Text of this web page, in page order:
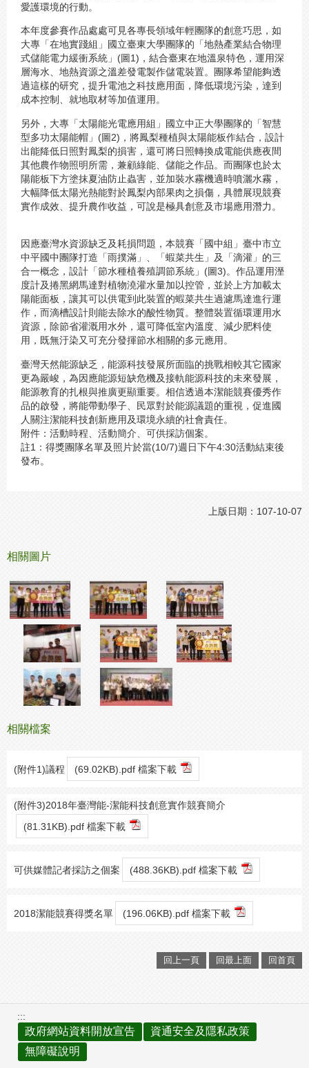
愛護環境的行動。
本年度參賽作品處處可見各專長領域年輕團隊的創意巧思，如
大專「在地實踐組」國立臺東大學團隊的「地熱產業結合物理
式儲能電力緩衝系統」(圖1)，結合臺東在地溫泉特色，運用深
層海水、地熱資源之溫差發電製作儲電裝置。團隊希望能夠透
過這樣的研究，提升電池之科技應用面，降低環境污染，達到
成本控制、就地取材等加值運用。
另外，大專「太陽能光電應用組」國立中正大學團隊的「智慧
型多功太陽能帽」(圖2)，將鳳梨種植與太陽能板作結合，設計
出能降低日照對鳳梨的損害，還可將日照轉換成電能供應夜間
其他農作物照明所需，兼顧綠能、儲能之作品。而團隊也於太
陽能板下方塗抹夏油防止蟲害，並加裝水霧機適時噴灑水霧，
大幅降低太陽光熱能對於鳳梨內部果肉之損傷，具體展現競賽
實作成效、提升農作收益，可說是極具創意及市場應用潛力。
因應臺灣水資源缺乏及耗損問題，本競賽「國中組」臺中市立
中平國中團隊打造「雨撲滿」、「蝦菜共生」及「滴灌」的三
合一概念，設計「節水種植養殖調節系統」(圖3)。作品運用溼
度計及捲黑網馬達對植物澆灌水量加以控管，並於上方加載太
陽能面板，讓其可以供電到此裝置的蝦菜共生過濾馬達進行運
作，而滴槽設計則能去除水的酸性物質。整體裝置循環運用水
資源，除節省灌溉用水外，還可降低室內溫度、減少肥料使
用，既無汙染又可充分發揮節水相關的多元應用。
臺灣天然能源缺乏，能源科技發展所面臨的挑戰相較其它國家
更為嚴峻，為因應能源短缺危機及接軌能源科技的未來發展，
能源教育的扎根與推廣更顯重要。相信透過本潔能競賽優秀作
品的啟發，將能帶動學子、民眾對於能源議題的重視，促進國
人關注潔能科技創新應用及環境永續的社會責任。
附件：活動時程、活動簡介、可供採訪個案。
註1：得獎團隊名單及照片於當(10/7)週日下午4:30活動結束後
發布。
上版日期：107-10-07
相關圖片
相關檔案
(附件1)議程 (69.02KB).pdf 檔案下載
(附件3)2018年臺灣能-潔能科技創意實作競賽簡介
(81.31KB).pdf 檔案下載
可供媒體記者採訪之個案 (488.36KB).pdf 檔案下載
2018潔能競賽得獎名單 (196.06KB).pdf 檔案下載
回上一頁 回最上面 回首頁
:::
政府網站資料開放宣告
資通安全及隱私政策
無障礙說明